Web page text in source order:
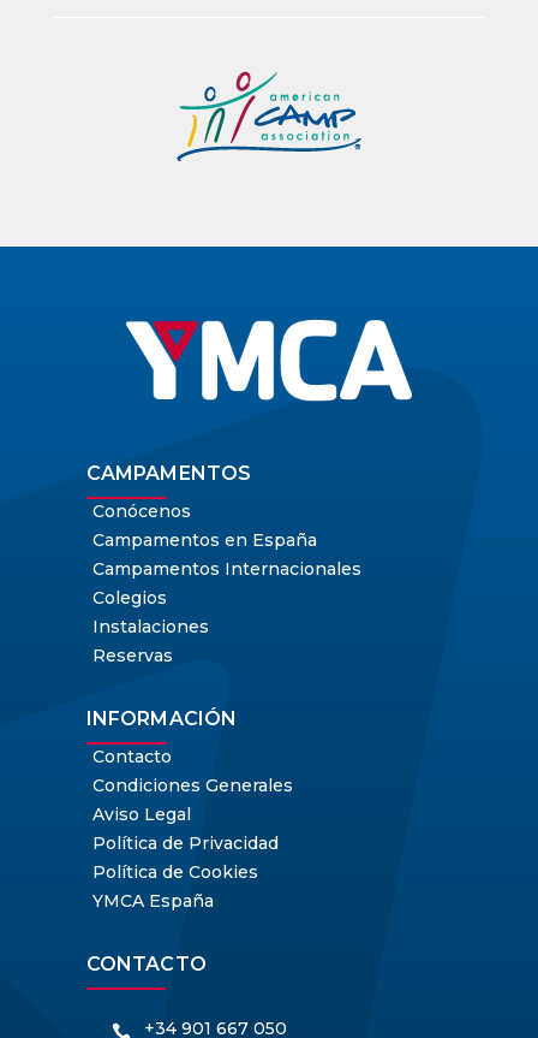
CAMPAMENTOS
Conócenos
Campamentos en España
Campamentos Internacionales
Colegios
Instalaciones
Reservas
INFORMACIÓN
Contacto
Condiciones Generales
Aviso Legal
Política de Privacidad
Política de Cookies
YMCA España
CONTACTO
 +34 901 667 050